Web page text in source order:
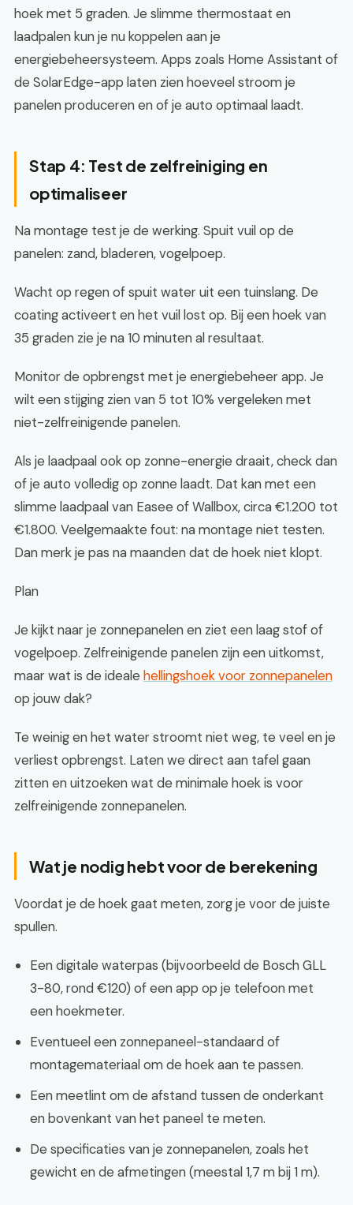
hoek met 5 graden. Je slimme thermostaat en
laadpalen kun je nu koppelen aan je
energiebeheersysteem. Apps zoals Home Assistant of
de SolarEdge-app laten zien hoeveel stroom je
panelen produceren en of je auto optimaal laadt.
Stap 4: Test de zelfreiniging en
optimaliseer
Na montage test je de werking. Spuit vuil op de
panelen: zand, bladeren, vogelpoep.
Wacht op regen of spuit water uit een tuinslang. De
coating activeert en het vuil lost op. Bij een hoek van
35 graden zie je na 10 minuten al resultaat.
Monitor de opbrengst met je energiebeheer app. Je
wilt een stijging zien van 5 tot 10% vergeleken met
niet-zelfreinigende panelen.
Als je laadpaal ook op zonne-energie draait, check dan
of je auto volledig op zonne laadt. Dat kan met een
slimme laadpaal van Easee of Wallbox, circa €1.200 tot
€1.800. Veelgemaakte fout: na montage niet testen.
Dan merk je pas na maanden dat de hoek niet klopt.
Plan
Je kijkt naar je zonnepanelen en ziet een laag stof of
vogelpoep. Zelfreinigende panelen zijn een uitkomst,
maar wat is de ideale hellingshoek voor zonnepanelen
op jouw dak?
Te weinig en het water stroomt niet weg, te veel en je
verliest opbrengst. Laten we direct aan tafel gaan
zitten en uitzoeken wat de minimale hoek is voor
zelfreinigende zonnepanelen.
Wat je nodig hebt voor de berekening
Voordat je de hoek gaat meten, zorg je voor de juiste
spullen.
Een digitale waterpas (bijvoorbeeld de Bosch GLL
3-80, rond €120) of een app op je telefoon met
een hoekmeter.
Eventueel een zonnepaneel-standaard of
montagemateriaal om de hoek aan te passen.
Een meetlint om de afstand tussen de onderkant
en bovenkant van het paneel te meten.
De specificaties van je zonnepanelen, zoals het
gewicht en de afmetingen (meestal 1,7 m bij 1 m).